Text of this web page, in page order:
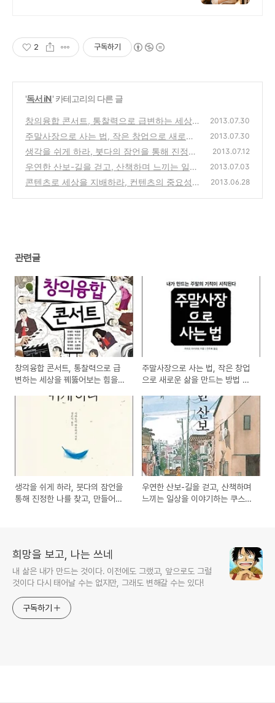
2 구독하기
'독서 iN' 카테고리의 다른 글
창의융합 콘서트, 통찰력으로 급변하는 세상을
꿰뚫어보는 힘을 갖는 방법 도서 서평
(0)
2013.07.30
주말사장으로 사는 법, 작은 창업으로 새로운
삶을 만드는 방법 도서 서평
(0)
2013.07.30
생각을 쉬게 하라, 붓다의 잠언을 통해 진정한
나를 찾고, 만들어가는 방법에 대한 도서 서평
(0)
2013.07.12
우연한 산보-길을 걷고, 산책하며 느끼는 일상
을 이야기하는 쿠스미 마사유키의 일본 만화책
2013.07.03
콘텐츠로 세상을 지배하라, 컨텐츠의 중요성과
2013.06.28
관련글
창의융합 콘서트, 통찰력으로 급
변하는 세상을 꿰뚫어보는 힘을
주말사장으로 사는 법, 작은 창업
으로 새로운 삶을 만드는 방법 도
생각을 쉬게 하라, 붓다의 잠언을
통해 진정한 나를 찾고, 만들어가
우연한 산보-길을 걷고, 산책하며
느끼는 일상을 이야기하는 쿠스미
희망을 보고, 나는 쓰네
내 삶은 내가 만드는 것이다. 이전에도 그랬고, 앞으로도 그럴
것이다 다시 태어날 수는 없지만, 그래도 변해갈 수는 있다!
구독하기